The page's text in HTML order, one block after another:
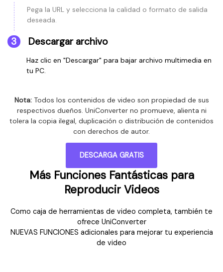
Pega la URL y selecciona la calidad o formato de salida
deseada.
3 Descargar archivo
Haz clic en "Descargar" para bajar archivo multimedia en
tu PC.
Nota:Todos los contenidos de video son propiedad de sus
respectivos dueños. UniConverter no promueve, alienta ni
tolera la copia ilegal, duplicación o distribución de contenidos
con derechos de autor.
DESCARGA GRATIS
Más Funciones Fantásticas para
Reproducir Videos
Como caja de herramientas de video completa, también te
ofrece UniConverter
NUEVAS FUNCIONES adicionales para mejorar tu experiencia
de video